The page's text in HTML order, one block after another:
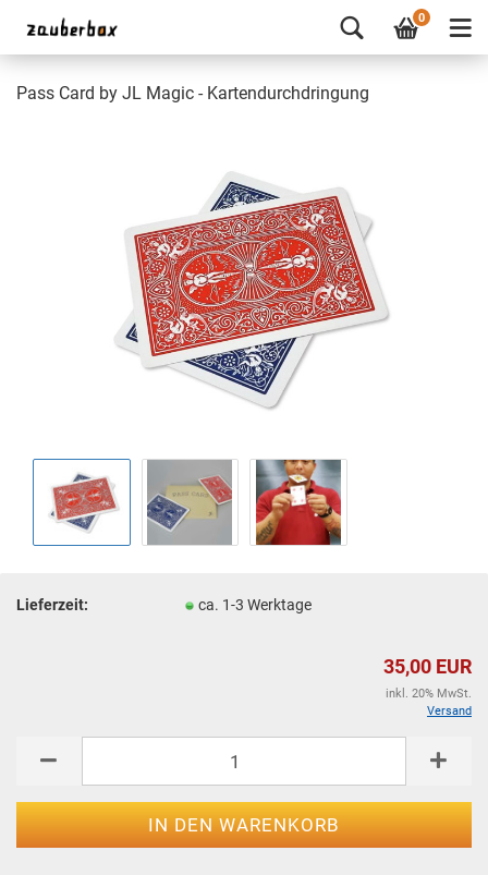
0
Pass Card by JL Magic - Kartendurchdringung
Lieferzeit: ca. 1-3 Werktage
35,00 EUR
inkl. 20% MwSt.
Versand